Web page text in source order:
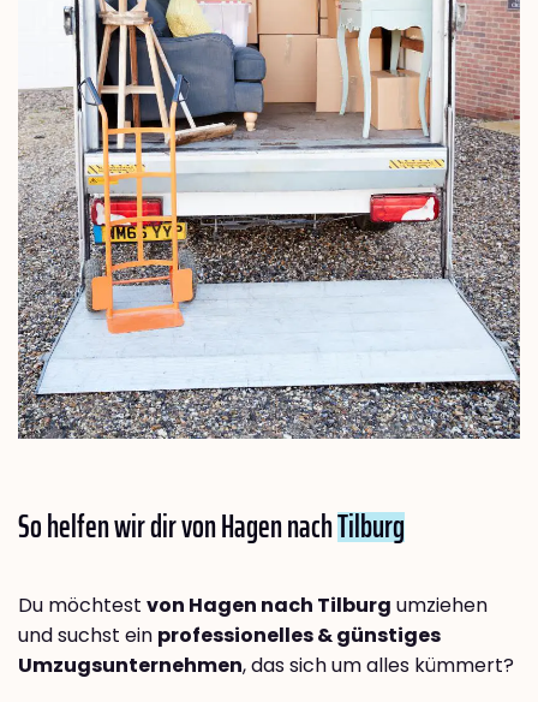
So helfen wir dir von Hagen nachTilburg
Du möchtest von Hagen nach Tilburg umziehen
und suchst ein professionelles & günstiges
Umzugsunternehmen, das sich um alles kümmert?